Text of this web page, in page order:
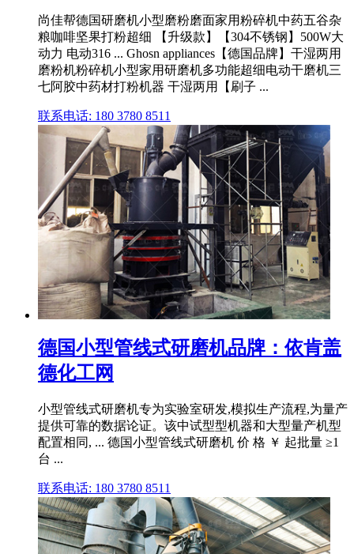
尚佳帮德国研磨机小型磨粉磨面家用粉碎机中药五谷杂
粮咖啡坚果打粉超细 【升级款】【304不锈钢】500W大
动力 电动316 ... Ghosn appliances【德国品牌】干湿两用
磨粉机粉碎机小型家用研磨机多功能超细电动干磨机三
七阿胶中药材打粉机器 干湿两用【刷子 ...
联系电话: 180 3780 8511
德国小型管线式研磨机品牌：依肯盖
德化工网
小型管线式研磨机专为实验室研发,模拟生产流程,为量产
提供可靠的数据论证。该中试型型机器和大型量产机型
配置相同, ... 德国小型管线式研磨机 价 格 ￥ 起批量 ≥1
台 ...
联系电话: 180 3780 8511